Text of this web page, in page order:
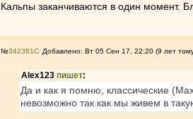
Кальпы заканчиваются в один момент.
№342381 Добавлено: Вт 05 Сен 17, 22:20 (9 лет
Alex123 пишет:
Да и как я помню, классические
невозможно так как мы живем в